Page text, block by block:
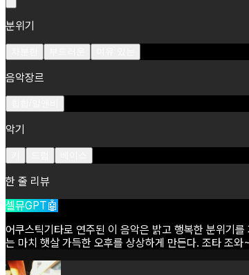
분위기
음악장르
악기
한 줄 리뷰
셀뮤GPT🤖
어쿠스틱기타로 연주된 이 음악은 밝고 행복한 분위기를
는 마치 햇살 가득한 오후를 상상하게 만든다. 조타 조와